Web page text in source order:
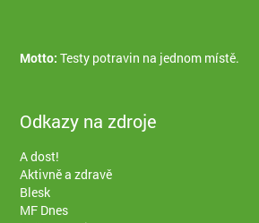
Motto: Testy potravin na jednom místě.
Odkazy na zdroje
A dost!
Aktivně a zdravě
Blesk
MF Dnes